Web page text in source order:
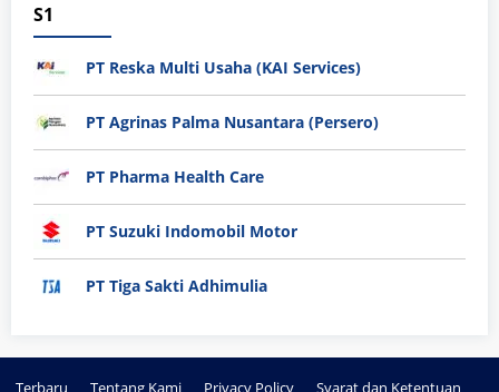
S1
PT Reska Multi Usaha (KAI Services)
PT Agrinas Palma Nusantara (Persero)
PT Pharma Health Care
PT Suzuki Indomobil Motor
PT Tiga Sakti Adhimulia
Terbaru Tentang Kami Privacy Policy Syarat dan Ketentuan